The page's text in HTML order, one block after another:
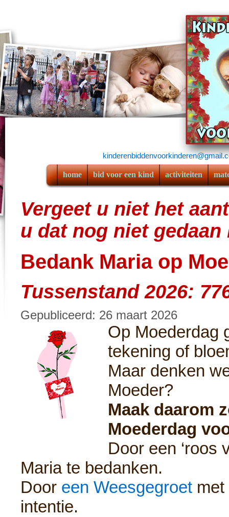
home bid voor een kind activiteiten
Vergeet u niet het
u dat nog niet gedaan
Bedank Maria op
Tussenstand 2026:
Gepubliceerd: 26 maart 2026
Op Moederdag
tekening of
Maar denken
Moeder?
Maak daarom
Moederdag
Door een ‘roos
Maria te bedanken.
Door een Weesgegroet
intentie.